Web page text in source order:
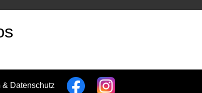
& Datenschutz